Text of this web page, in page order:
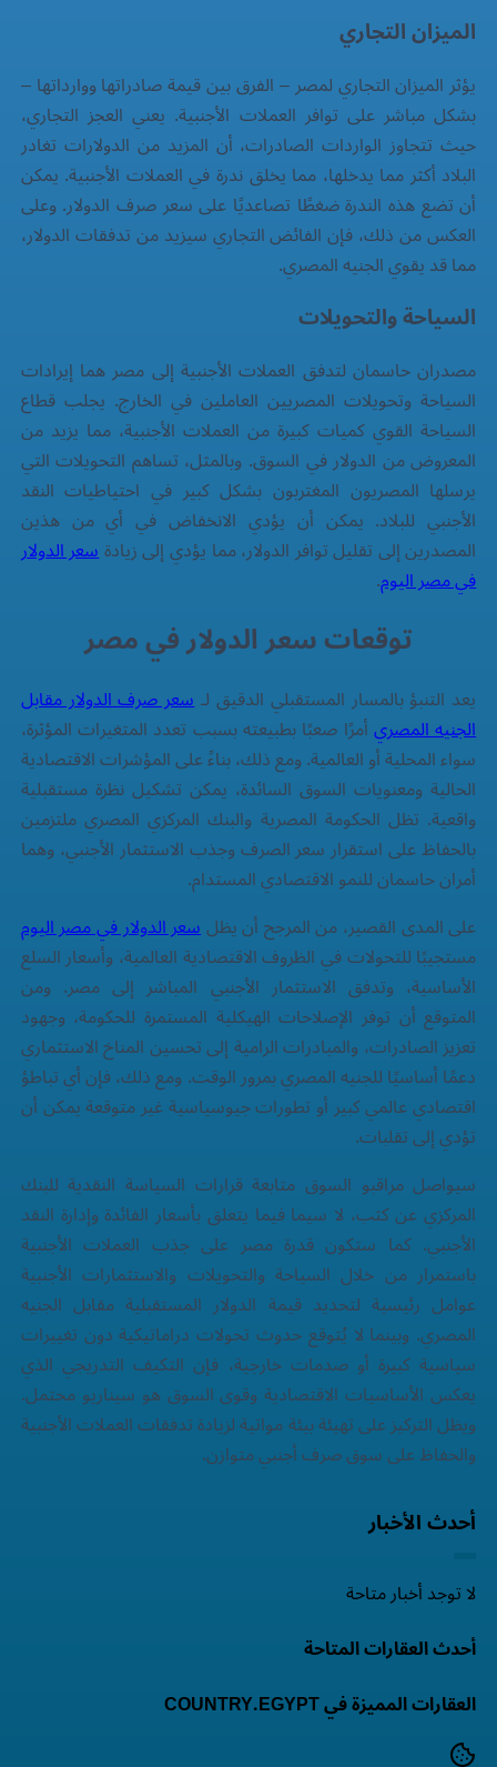
الميزان التجاري
يؤثر الميزان التجاري لمصر – الفرق بين قيمة صادراتها ووارداتها –
بشكل مباشر على توافر العملات الأجنبية. يعني العجز التجاري،
حيث تتجاوز الواردات الصادرات، أن المزيد من الدولارات تغادر
البلاد أكثر مما يدخلها، مما يخلق ندرة في العملات الأجنبية. يمكن
أن تضع هذه الندرة ضغطًا تصاعديًا على سعر صرف الدولار. وعلى
العكس من ذلك، فإن الفائض التجاري سيزيد من تدفقات الدولار،
مما قد يقوي الجنيه المصري.
السياحة والتحويلات
مصدران حاسمان لتدفق العملات الأجنبية إلى مصر هما إيرادات
السياحة وتحويلات المصريين العاملين في الخارج. يجلب قطاع
السياحة القوي كميات كبيرة من العملات الأجنبية، مما يزيد من
المعروض من الدولار في السوق. وبالمثل، تساهم التحويلات التي
يرسلها المصريون المغتربون بشكل كبير في احتياطيات النقد
الأجنبي للبلاد. يمكن أن يؤدي الانخفاض في أي من هذين
المصدرين إلى تقليل توافر الدولار، مما يؤدي إلى زيادةسعر الدولار
في مصر اليوم.
توقعات سعر الدولار في مصر
يعد التنبؤ بالمسار المستقبلي الدقيق لـسعر صرف الدولار مقابل
الجنيه المصريأمرًا صعبًا بطبيعته بسبب تعدد المتغيرات المؤثرة،
سواء المحلية أو العالمية. ومع ذلك، بناءً على المؤشرات الاقتصادية
الحالية ومعنويات السوق السائدة، يمكن تشكيل نظرة مستقبلية
واقعية. تظل الحكومة المصرية والبنك المركزي المصري ملتزمين
بالحفاظ على استقرار سعر الصرف وجذب الاستثمار الأجنبي، وهما
أمران حاسمان للنمو الاقتصادي المستدام.
على المدى القصير، من المرجح أن يظلسعر الدولار في مصر اليوم
مستجيبًا للتحولات في الظروف الاقتصادية العالمية، وأسعار السلع
الأساسية، وتدفق الاستثمار الأجنبي المباشر إلى مصر. ومن
المتوقع أن توفر الإصلاحات الهيكلية المستمرة للحكومة، وجهود
تعزيز الصادرات، والمبادرات الرامية إلى تحسين المناخ الاستثماري
دعمًا أساسيًا للجنيه المصري بمرور الوقت. ومع ذلك، فإن أي تباطؤ
اقتصادي عالمي كبير أو تطورات جيوسياسية غير متوقعة يمكن أن
تؤدي إلى تقلبات.
سيواصل مراقبو السوق متابعة قرارات السياسة النقدية للبنك
المركزي عن كثب، لا سيما فيما يتعلق بأسعار الفائدة وإدارة النقد
الأجنبي. كما ستكون قدرة مصر على جذب العملات الأجنبية
باستمرار من خلال السياحة والتحويلات والاستثمارات الأجنبية
عوامل رئيسية لتحديد قيمة الدولار المستقبلية مقابل الجنيه
المصري. وبينما لا يُتوقع حدوث تحولات دراماتيكية دون تغييرات
سياسية كبيرة أو صدمات خارجية، فإن التكيف التدريجي الذي
يعكس الأساسيات الاقتصادية وقوى السوق هو سيناريو محتمل.
ويظل التركيز على تهيئة بيئة مواتية لزيادة تدفقات العملات الأجنبية
والحفاظ على سوق صرف أجنبي متوازن.
أحدث الأخبار
لا توجد أخبار متاحة
أحدث العقارات المتاحة
العقارات المميزة في COUNTRY.EGYPT